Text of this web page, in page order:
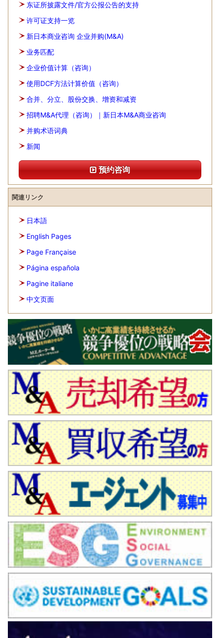
东证所披露文件/官方公报公告的支持
许可证支持一览
新日本商业咨询 企业并购(M&A)
业务匹配
企业价值计算（咨询）
使用DCF方法计算价值（咨询）
合并、分立、股份交换、增资和减资
招聘M&A代理（咨询）｜新日本M&A商业咨询
并购术语词典
新闻
预约咨询
関連リンク
日本語
English Pages
Page Française
Página española
Pagine italiane
中文页面